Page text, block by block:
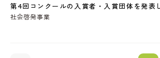
第4回コンクールの入賞者・入賞団体を発表
社会啓発事業